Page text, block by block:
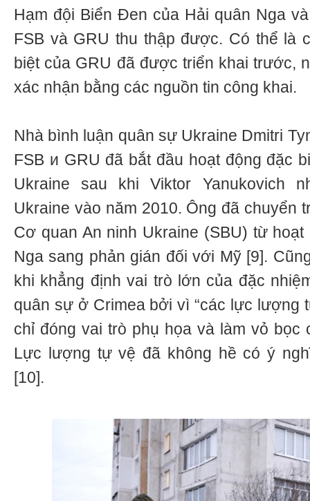
Hạm đội Biển Đen của Hải quân Nga
FSB và GRU thu thập được. Có thể là
biệt của GRU đã được triển khai trước,
xác nhận bằng các nguồn tin công khai.
Nhà bình luận quân sự Ukraine Dmitri
FSB и GRU đã bắt đầu hoạt động đặc
Ukraine sau khi Viktor Yanukovich
Ukraine vào năm 2010. Ông đã chuyển
Cơ quan An ninh Ukraine (SBU) từ
Nga sang phản gián đối với Mỹ [9].
khi khẳng định vai trò lớn của đặc
quân sự ở Crimea bởi vì “các lực lượng
chỉ đóng vai trò phụ họa và làm vỏ bọc
Lực lượng tự vệ đã không hề có ý
[10].